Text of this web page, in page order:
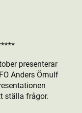
presenterar
Anders Örnulf
ställa frågor.